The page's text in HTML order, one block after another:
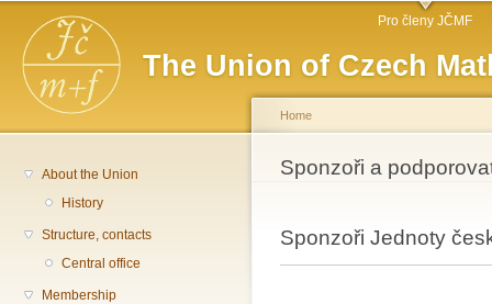
The Union of Czech
Main menu Pro členy JČMF
About the Union
History
Structure, contacts
Central office
Membership
You are here
Home
Sponzoři a
Sponzoři Jednoty